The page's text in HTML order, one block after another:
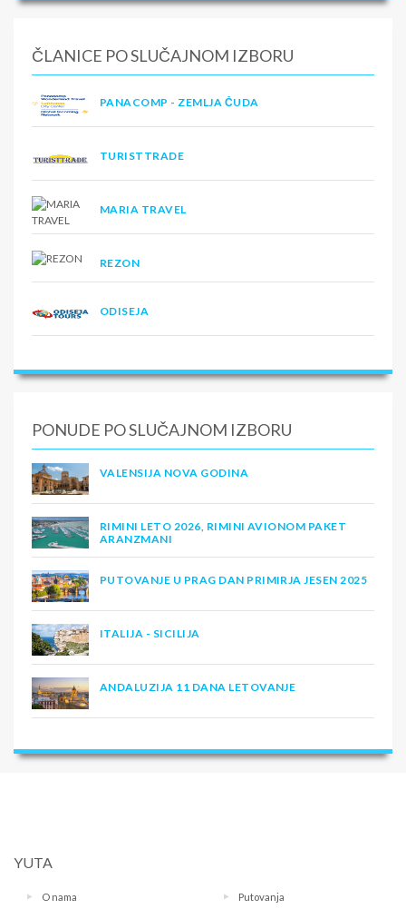
ČLANICE PO SLUČAJNOM IZBORU
PANACOMP - ZEMLJA ČUDA
TURISTTRADE
MARIA TRAVEL
REZON
ODISEJA
PONUDE PO SLUČAJNOM IZBORU
VALENSIJA NOVA GODINA
RIMINI LETO 2026, RIMINI AVIONOM PAKET
ARANZMANI
PUTOVANJE U PRAG DAN PRIMIRJA JESEN 2025
ITALIJA - SICILIJA
ANDALUZIJA 11 DANA LETOVANJE
YUTA
O nama Putovanja